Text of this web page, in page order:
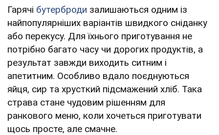
Гарячі бутерброди залишаються одним із
найпопулярніших варіантів швидкого сніданку
або перекусу. Для їхнього приготування не
потрібно багато часу чи дорогих продуктів, а
результат завжди виходить ситним і
апетитним. Особливо вдало поєднуються
яйця, сир та хрусткий підсмажений хліб. Така
страва стане чудовим рішенням для
ранкового меню, коли хочеться приготувати
щось просте, але смачне.